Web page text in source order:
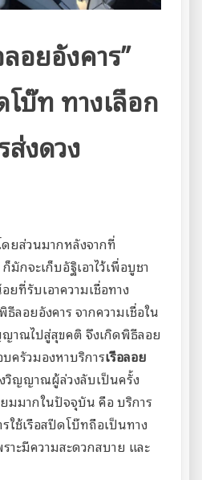
ลอยอังคาร”
โบ๊ท ทางเลือก
ส่งดวง
ยส่วนมากหลังจากที่
กจะเก็บอัฐิเอาไว้เพื่อบูชา
ที่รับเอาความเชื่อทาง
ลอยอังคาร จากความเชื่อใน
ญาณไปสู่สุขคติ จึงเกิดพิธีลอย
ครัวมองหาบริการเรือลอย
วิญญาณผู้ล่วงลับเป็นครั้ง
มมากในปัจจุบัน คือ บริการ
ใช้เรือสปีดโบ๊ทถือเป็นทาง
าะมีความสะดวกสบาย และ